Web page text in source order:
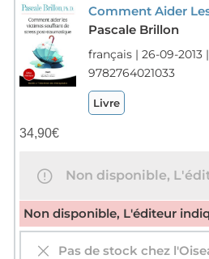
Pascale Brillon
français | 26-09-2013
9782764021033
Livre
34,90€
Non disponible, L'éditeur
Non disponible, L'éditeur
Pas de stock chez